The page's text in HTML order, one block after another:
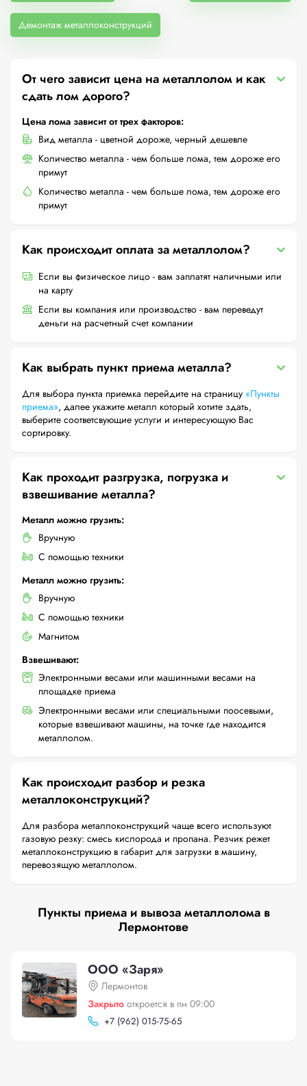
Демонтаж металлоконструкций
От чего зависит цена на металлолом и как
сдать лом дорого?
Цена лома зависит от трех факторов:
Вид металла - цветной дороже, черный дешевле
Количество металла - чем больше лома, тем дороже его
примут
Количество металла - чем больше лома, тем дороже его
примут
Как происходит оплата за металлолом?
Если вы физическое лицо - вам заплатят наличными или
на карту
Если вы компания или производство - вам переведут
деньги на расчетный счет компании
Как выбрать пункт приема металла?
Для выбора пункта приемка перейдите на страницу «Пункты
приема», далее укажите металл который хотите здать,
выберите соответсвующие услуги и интересующую Вас
сортировку.
Как проходит разгрузка, погрузка и
взвешивание металла?
Металл можно грузить:
Вручную
С помощью техники
Металл можно грузить:
Вручную
С помощью техники
Магнитом
Взвешивают:
Электронными весами или машинными весами на
площадке приема
Электронными весами или специальными поосевыми,
которые взвешивают машины, на точке где находится
металлолом.
Как происходит разбор и резка
металлоконструкций?
Для разбора металлоконструкций чаще всего используют
газовую резку: смесь кислорода и пропана. Резчик режет
металлоконструкцию в габарит для загрузки в машину,
перевозящую металлолом.
Пункты приема и вывоза металлолома в
Лермонтове
ООО «Заря»
Лермонтов
Закрыто откроется в пн 09:00
+7 (962) 015-75-65